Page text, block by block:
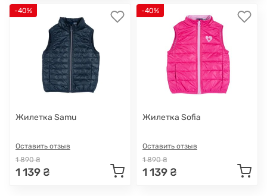
-40%
Жилетка Samu
Оставить отзыв
1 890 ₴
1 139 ₴
-40%
Жилетка Sofia
Оставить отзыв
1 890 ₴
1 139 ₴